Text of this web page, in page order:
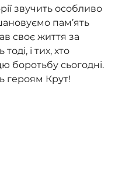
звучить особливо
пам’ять
своє життя за
і тих, хто
боротьбу сьогодні.
героям Крут!